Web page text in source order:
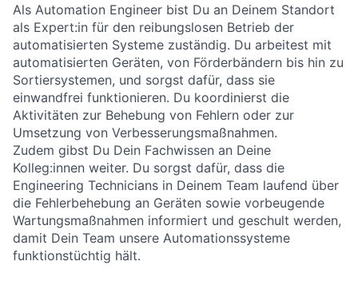
Als Automation Engineer bist Du an Deinem Standort
als Expert:in für den reibungslosen Betrieb der
automatisierten Systeme zuständig. Du arbeitest mit
automatisierten Geräten, von Förderbändern bis hin zu
Sortiersystemen, und sorgst dafür, dass sie
einwandfrei funktionieren. Du koordinierst die
Aktivitäten zur Behebung von Fehlern oder zur
Umsetzung von Verbesserungsmaßnahmen.
Zudem gibst Du Dein Fachwissen an Deine
Kolleg:innen weiter. Du sorgst dafür, dass die
Engineering Technicians in Deinem Team laufend über
die Fehlerbehebung an Geräten sowie vorbeugende
Wartungsmaßnahmen informiert und geschult werden,
damit Dein Team unsere Automationssysteme
funktionstüchtig hält.